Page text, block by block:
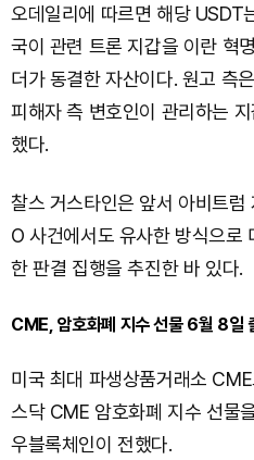
오데일리에 따르면 해당 USDT
국이 관련 트론 지갑을 이란 혁
더가 동결한 자산이다. 원고 측
피해자 측 변호인이 관리하는
했다.
찰스 거스타인은 앞서 아비트
O 사건에서도 유사한 방식으로
한 판결 집행을 추진한 바 있다.
CME, 암호화폐 지수 선물 6월 8일
미국 최대 파생상품거래소
스닥 CME 암호화폐 지수 선물
우블록체인이 전했다.